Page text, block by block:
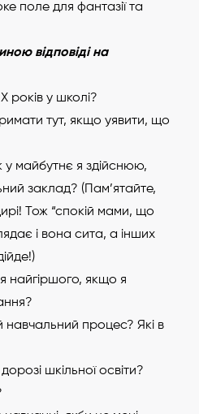
поле для фантазії та
відповіді на
років у школі?
тут, якщо уявити, що
майбутнє я здійснюю,
заклад? (Пам’ятайте,
Тож “спокій мами, що
і вона сита, а інших
найгіршого, якщо я
навчальний процес? Які в
шкільної освіти?